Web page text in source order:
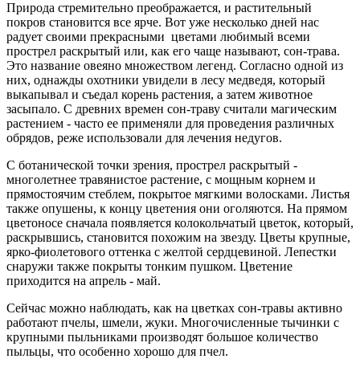
Природа стремительно преображается, и растительный
покров становится все ярче. Вот уже несколько дней нас
радует своими прекрасными цветами любимый всеми
прострел раскрытый или, как его чаще называют, сон-трава.
Это название овеяно множеством легенд. Согласно одной из
них, однажды охотники увидели в лесу медведя, который
выкапывал и съедал корень растения, а затем животное
засыпало. С древних времен сон-траву считали магическим
растением - часто ее применяли для проведения различных
обрядов, реже использовали для лечения недугов.
С ботанической точки зрения, прострел раскрытый -
многолетнее травянистое растение, с мощным корнем и
прямостоячим стеблем, покрытое мягкими волосками. Листья
также опушены, к концу цветения они оголяются. На прямом
цветоносе сначала появляется колокольчатый цветок, который,
раскрывшись, становится похожим на звезду. Цветы крупные,
ярко-фиолетового оттенка с желтой сердцевиной. Лепестки
снаружи также покрыты тонким пушком. Цветение
приходится на апрель - май.
Сейчас можно наблюдать, как на цветках сон-травы активно
работают пчелы, шмели, жуки. Многочисленные тычинки с
крупными пыльниками производят большое количество
пыльцы, что особенно хорошо для пчел.